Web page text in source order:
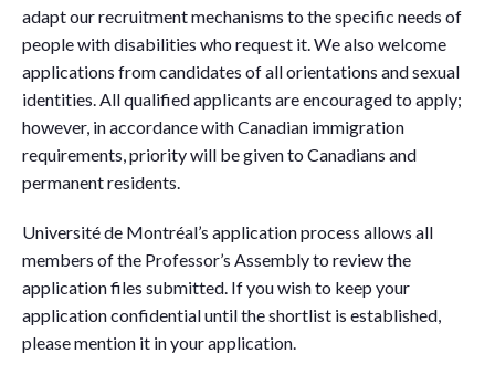
adapt our recruitment mechanisms to the specific needs of
people with disabilities who request it. We also welcome
applications from candidates of all orientations and sexual
identities. All qualified applicants are encouraged to apply;
however, in accordance with Canadian immigration
requirements, priority will be given to Canadians and
permanent residents.
Université de Montréal’s application process allows all
members of the Professor’s Assembly to review the
application files submitted. If you wish to keep your
application confidential until the shortlist is established,
please mention it in your application.